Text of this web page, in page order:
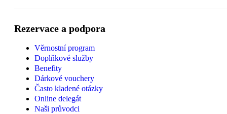
Rezervace a podpora
Věrnostní program
Doplňkové služby
Benefity
Dárkové vouchery
Často kladené otázky
Online delegát
Naši průvodci